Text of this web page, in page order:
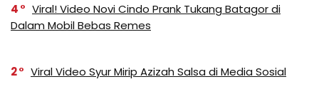
4
Viral! Video Novi Cindo Prank Tukang Batagor di
Dalam Mobil Bebas Remes
2 Viral Video Syur Mirip Azizah Salsa di Media Sosial